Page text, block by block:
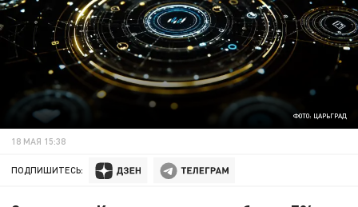
ФОТО: ЦАРЬГРАД
18 МАЯ 15:38
ПОДПИШИТЕСЬ: